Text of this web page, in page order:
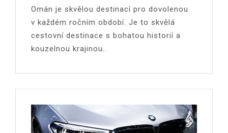
Omán je skvělou destinací pro dovolenou
v každém ročním období. Je to skvělá
cestovní destinace s bohatou historií a
kouzelnou krajinou..